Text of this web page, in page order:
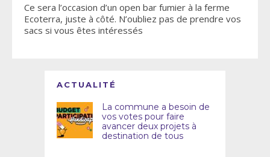
Ce sera l’occasion d’un open bar fumier à la ferme
Ecoterra, juste à côté. N’oubliez pas de prendre vos
sacs si vous êtes intéressés
ACTUALITÉ
La commune a besoin de
vos votes pour faire
avancer deux projets à
destination de tous